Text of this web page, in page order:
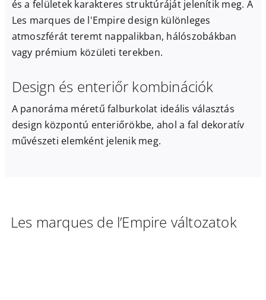
és a felületek karakteres struktúráját jelenítik meg. A
Les marques de l'Empire design különleges
atmoszférát teremt nappalikban, hálószobákban
vagy prémium közületi terekben.
Design és enteriőr kombinációk
A panoráma méretű falburkolat ideális választás
design központú enteriőrökbe, ahol a fal dekoratív
művészeti elemként jelenik meg.
Les marques de l’Empire változatok